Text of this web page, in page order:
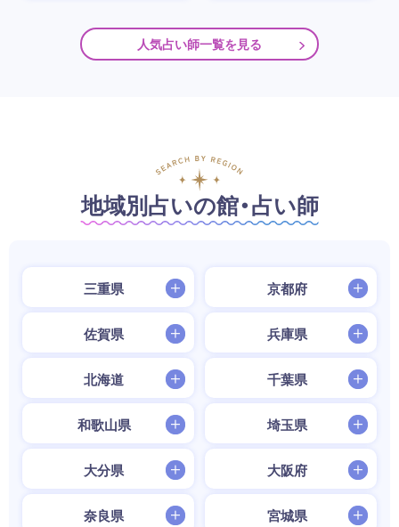
人気占い師一覧を見る
地域別占いの館・占い師
三重県 京都府
佐賀県 兵庫県
北海道 千葉県
和歌山県 埼玉県
大分県 大阪府
奈良県 宮城県